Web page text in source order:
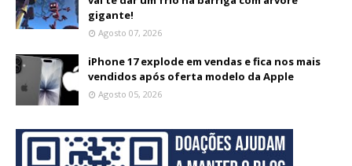
gigante!
Agosto 07, 2026
iPhone 17 explode em vendas e fica nos mais
vendidos após oferta modelo da Apple
Agosto 05, 2026